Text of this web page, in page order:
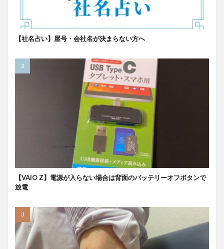
【社名占い】屋号・会社名が決まらない方へ
【VAIO Z】電源が入らない場合は背面のバッテリーオフボタンで
放電